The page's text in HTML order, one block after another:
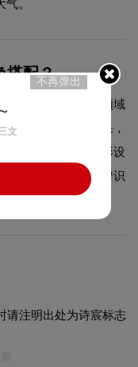
。
搭配？
分契合了其在品牌领域
力丰富的视觉效果，
既传递了品牌的图形设
志具有较强的视觉辨识
请注明出处为诗宸标志
不再弹出
文